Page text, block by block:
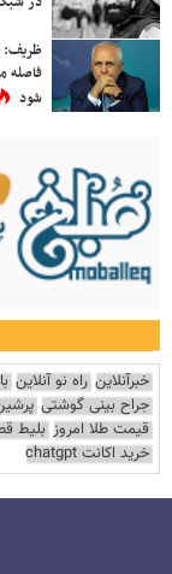
ظریف:
فاصله
شود
خبرآنلاین راه نو آنلاین
جراح بینی گوشتی
قیمت طلا امروز بلیط
خرید اکانت chatgpt